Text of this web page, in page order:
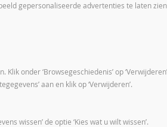
gepersonaliseerde advertenties te laten
onder ‘Browsegeschiedenis’ op
aan en klik op ‘Verwijderen’.
wissen’ de optie ‘Kies wat u wilt wissen’.